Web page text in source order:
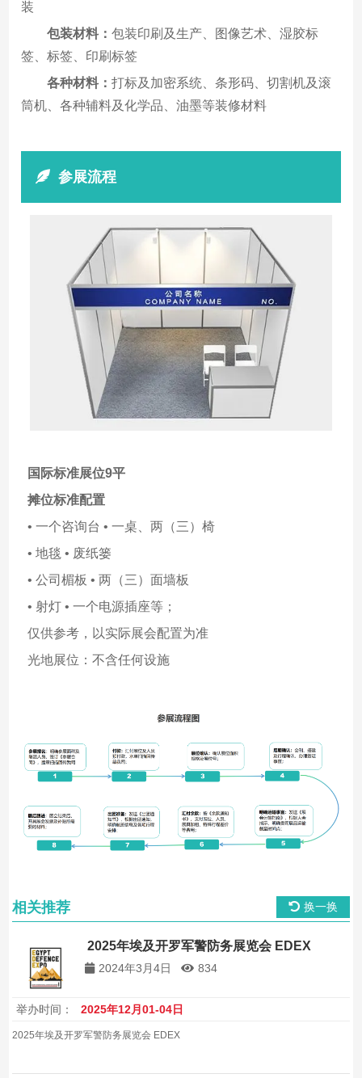
装
包装材料：包装印刷及生产、图像艺术、湿胶标
签、标签、印刷标签
各种材料：打标及加密系统、条形码、切割机及滚
筒机、各种辅料及化学品、油墨等装修材料
参展流程
国际标准展位9平
摊位标准配置
• 一个咨询台 • 一桌、两（三）椅
• 地毯 • 废纸篓
• 公司楣板 • 两（三）面墙板
• 射灯 • 一个电源插座等；
仅供参考，以实际展会配置为准
光地展位：不含任何设施
相关推荐 换一换
2025年埃及开罗军警防务展览会 EDEX
2024年3月4日 834
举办时间： 2025年12月01-04日
2025年埃及开罗军警防务展览会 EDEX